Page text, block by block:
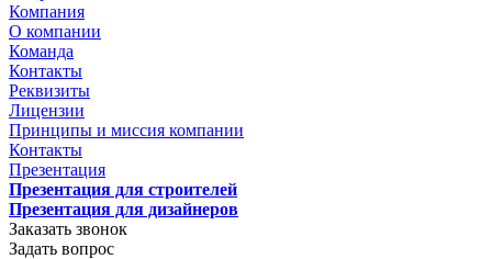
Компания
О компании
Команда
Контакты
Реквизиты
Лицензии
Принципы и миссия компании
Контакты
Презентация
Презентация для строителей
Презентация для дизайнеров
Заказать звонок
Задать вопрос